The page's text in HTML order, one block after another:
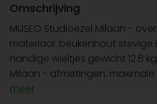
Omschrijving
MUSEO Studioezel Milaan -
materiaal: beukenhout stevige
handige wieltjes gewicht 12.8
Milaan - afmetingen:
meer